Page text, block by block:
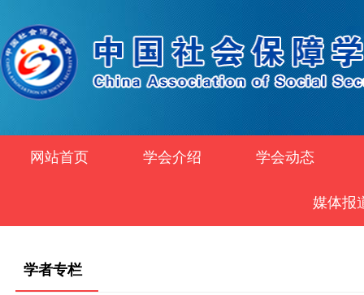
网站首页 学会介绍 学会动态
媒体报
学者专栏